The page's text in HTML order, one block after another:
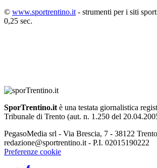
© www.sportrentino.it - strumenti per i siti
0,25 sec.
SporTrentino.it è una testata giornalistica
Tribunale di Trento (aut. n. 1.250 del
PegasoMedia srl - Via Brescia, 7 - 38122 Trento
redazione@sportrentino.it - P.I. 02015190222
Preferenze cookie